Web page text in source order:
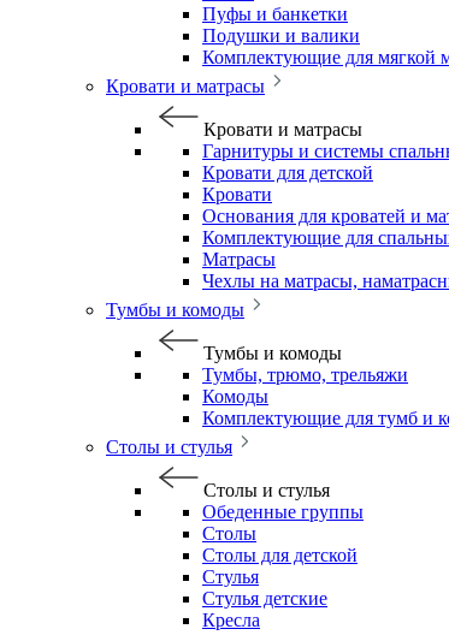
Пуфы и банкетки
Подушки и валики
Комплектующие для мягкой
Кровати и матрасы
Кровати и матрасы
Гарнитуры и системы
Кровати для детской
Кровати
Основания для кроватей и
Комплектующие для
Матрасы
Чехлы на матрасы,
Тумбы и комоды
Тумбы и комоды
Тумбы, трюмо, трельяжи
Комоды
Комплектующие для тумб и
Столы и стулья
Столы и стулья
Обеденные группы
Столы
Столы для детской
Стулья
Стулья детские
Кресла